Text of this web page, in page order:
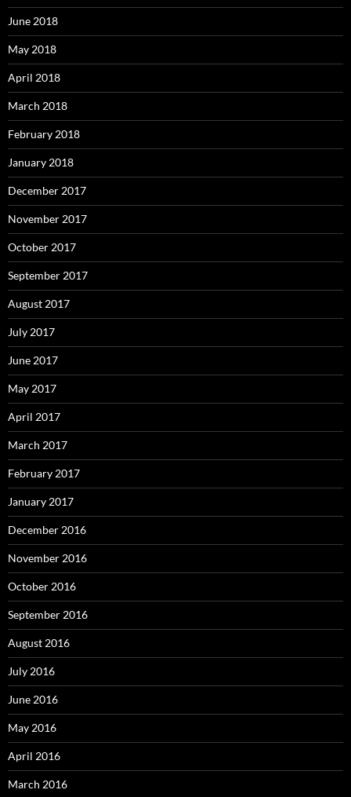
June 2018
May 2018
April 2018
March 2018
February 2018
January 2018
December 2017
November 2017
October 2017
September 2017
August 2017
July 2017
June 2017
May 2017
April 2017
March 2017
February 2017
January 2017
December 2016
November 2016
October 2016
September 2016
August 2016
July 2016
June 2016
May 2016
April 2016
March 2016